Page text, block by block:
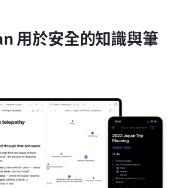
用於安全的知識與筆